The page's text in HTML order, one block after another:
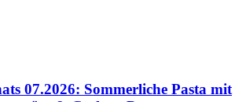
07.2026: Sommerliche Pasta mit